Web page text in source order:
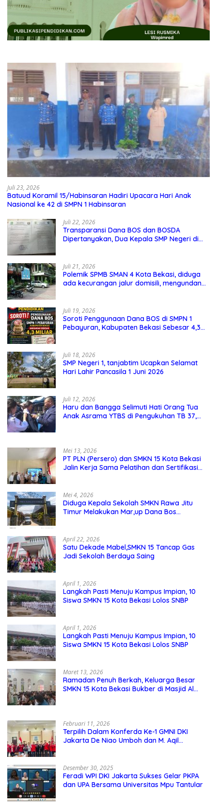
Juli 23, 2026
Batuud Koramil 15/Habinsaran Hadiri Upacara Hari Anak
Nasional ke 42 di SMPN 1 Habinsaran
Juli 22, 2026
Transparansi Dana BOS dan BOSDA
Dipertanyakan, Dua Kepala SMP Negeri di
Juli 21, 2026
Polemik SPMB SMAN 4 Kota Bekasi, diduga
ada kecurangan jalur domisili, mengundang
Juli 19, 2026
Soroti Penggunaan Dana BOS di SMPN 1
Pebayuran, Kabupaten Bekasi Sebesar 4,3
Juli 18, 2026
SMP Negeri 1, tanjabtim Ucapkan Selamat
Hari Lahir Pancasila 1 Juni 2026
Juli 12, 2026
Haru dan Bangga Selimuti Hati Orang Tua
Anak Asrama YTBS di Pengukuhan TB 37,
Mei 13, 2026
PT PLN (Persero) dan SMKN 15 Kota Bekasi
Jalin Kerja Sama Pelatihan dan Sertifikasi
Mei 4, 2026
Diduga Kepala Sekolah SMKN Rawa Jitu
Timur Melakukan Mar,up Dana Bos
April 22, 2026
Satu Dekade Mabel,SMKN 15 Tancap Gas
Jadi Sekolah Berdaya Saing
April 1, 2026
Langkah Pasti Menuju Kampus Impian, 10
Siswa SMKN 15 Kota Bekasi Lolos SNBP
April 1, 2026
Langkah Pasti Menuju Kampus Impian, 10
Siswa SMKN 15 Kota Bekasi Lolos SNBP
Maret 13, 2026
Ramadan Penuh Berkah, Keluarga Besar
SMKN 15 Kota Bekasi Bukber di Masjid Al
Februari 11, 2026
Terpilih Dalam Konferda Ke-1 GMNI DKI
Jakarta De Niao Umboh dan M. Aqil
Desember 30, 2025
Feradi WPI DKI Jakarta Sukses Gelar PKPA
dan UPA Bersama Universitas Mpu Tantular